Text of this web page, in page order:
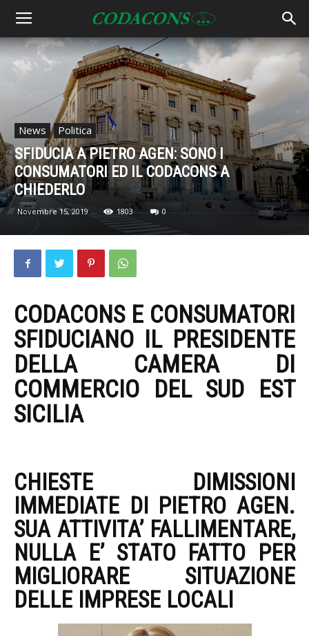
News Politica
SFIDUCIA A PIETRO AGEN: SONO I
CONSUMATORI ED IL CODACONS A
CHIEDERLO
Novembre 15, 2019 1803 0
CODACONS E CONSUMATORI
SFIDUCIANO IL PRESIDENTE
DELLA CAMERA DI
COMMERCIO DEL SUD EST
SICILIA
CHIESTE DIMISSIONI
IMMEDIATE DI PIETRO AGEN.
SUA ATTIVITA’ FALLIMENTARE,
NULLA E’ STATO FATTO PER
MIGLIORARE SITUAZIONE
DELLE IMPRESE LOCALI